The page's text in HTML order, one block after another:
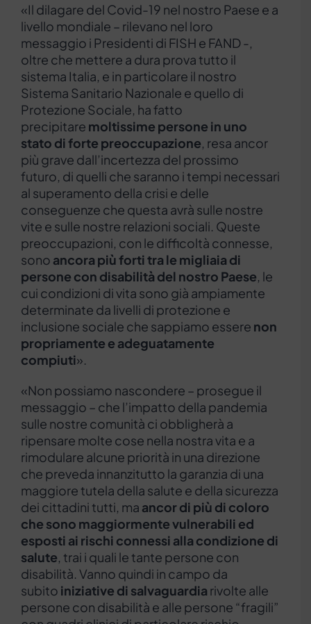
«Il dilagare del Covid-19 nel nostro Paese e a
livello mondiale – rilevano nel loro
messaggio i Presidenti di FISH e FAND -,
oltre che mettere a dura prova tutto il
sistema Italia, e in particolare il nostro
Sistema Sanitario Nazionale e quello di
Protezione Sociale, ha fatto
precipitare moltissime persone in uno
stato di forte preoccupazione, resa ancor
più grave dall’incertezza del prossimo
futuro, di quelli che saranno i tempi necessari
al superamento della crisi e delle
conseguenze che questa avrà sulle nostre
vite e sulle nostre relazioni sociali. Queste
preoccupazioni, con le difficoltà connesse,
sono ancora più forti tra le migliaia di
persone con disabilità del nostro Paese, le
cui condizioni di vita sono già ampiamente
determinate da livelli di protezione e
inclusione sociale che sappiamo essere non
propriamente e adeguatamente
compiuti».
«Non possiamo nascondere – prosegue il
messaggio – che l’impatto della pandemia
sulle nostre comunità ci obbligherà a
ripensare molte cose nella nostra vita e a
rimodulare alcune priorità in una direzione
che preveda innanzitutto la garanzia di una
maggiore tutela della salute e della sicurezza
dei cittadini tutti, ma ancor di più di coloro
che sono maggiormente vulnerabili ed
esposti ai rischi connessi alla condizione di
salute, trai i quali le tante persone con
disabilità. Vanno quindi in campo da
subito iniziative di salvaguardia rivolte alle
persone con disabilità e alle persone “fragili”